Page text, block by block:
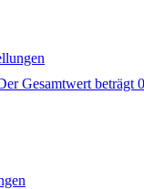
Gesamtwert beträgt